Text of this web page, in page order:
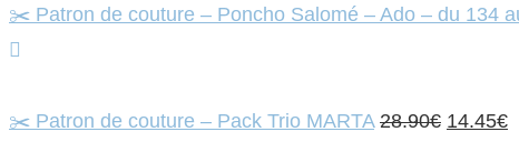
✂️ Patron de couture – Poncho Salomé – Ado – du 134
✂️ Patron de couture – Pack Trio MARTA 28.90€ Le
14.45€Le